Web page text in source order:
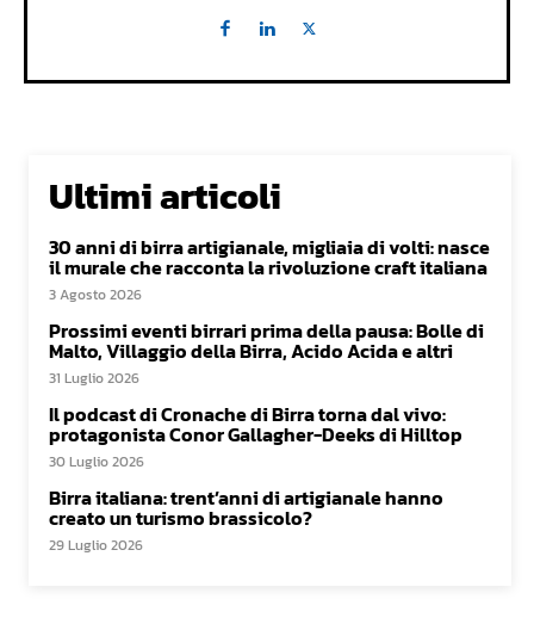
Ultimi articoli
30 anni di birra artigianale, migliaia di volti: nasce
il murale che racconta la rivoluzione craft italiana
3 Agosto 2026
Prossimi eventi birrari prima della pausa: Bolle di
Malto, Villaggio della Birra, Acido Acida e altri
31 Luglio 2026
Il podcast di Cronache di Birra torna dal vivo:
protagonista Conor Gallagher-Deeks di Hilltop
30 Luglio 2026
Birra italiana: trent’anni di artigianale hanno
creato un turismo brassicolo?
29 Luglio 2026